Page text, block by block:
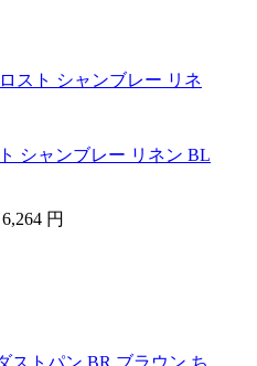
シャンブレー リネン BL
6,264 円